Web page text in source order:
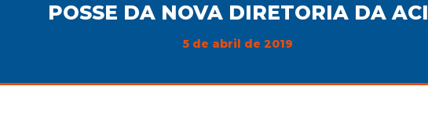
POSSE DA NOVA DIRETORIA DA ACI
5 de abril de 2019